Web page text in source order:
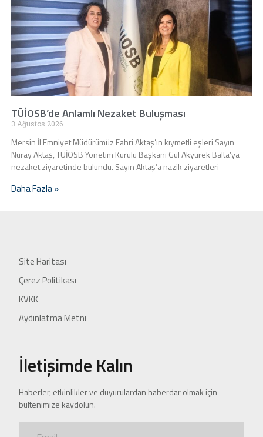
TÜİOSB’de Anlamlı Nezaket Buluşması
3 Ağustos 2026
Mersin İl Emniyet Müdürümüz Fahri Aktaş’ın kıymetli eşleri Sayın
Nuray Aktaş, TÜİOSB Yönetim Kurulu Başkanı Gül Akyürek Balta’ya
nezaket ziyaretinde bulundu. Sayın Aktaş’a nazik ziyaretleri
Daha Fazla »
Site Haritası
Çerez Politikası
KVKK
Aydınlatma Metni
İletişimde Kalın
Haberler, etkinlikler ve duyurulardan haberdar olmak için
bültenimize kaydolun.